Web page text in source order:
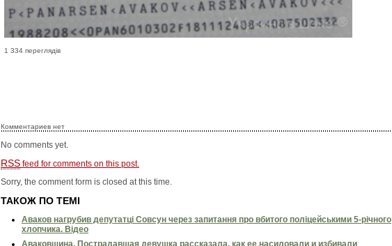
1 334 переглядів
Комментариев нет
No comments yet.
RSS feed for comments on this post.
Sorry, the comment form is closed at this time.
ТАКОЖ ПО ТЕМІ
Аваков нагрубив депутатці Совсун через запитання про вбитого поліцейськими 5-річного
хлопчика. Відео
Аваковщина. Пострадавшая девушка рассказала, как ее насиловали и избивали